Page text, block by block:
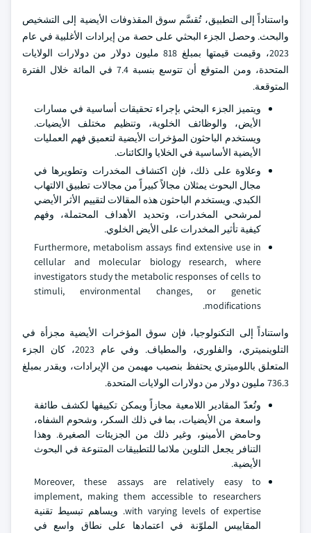
واستناداً إلى التطبيق، تُقسَّم سوق المقذوفات الأيضية إلى التشخيص
والبحث. وحصل الجزء البحثي على حصة من إيرادات الأغلبية في عام
2023، وقيمت قيمتها بمبلغ 818 مليون دولار من دولارات الولايات
المتحدة، ومن المتوقع أن تتوسع بنسبة 7.4 في المائة خلال الفترة
المتوقعة.
ويتميز الجزء البحثي بإجراء تحقيقات أساسية في مسارات
الأيض، والوظائف الخلوية، وتنظيم مختلف الأيضيات.
ويستخدم الباحثون المؤخرات الأيضية لتعميق فهم العمليات
الأيضية الأساسية في الخلايا والكائنات.
وعلاوة على ذلك، فإن اكتشاف المخدرات وتطويرها في
مجال البحوث يمثلان مجالاً كبيراً من مجالات تطبيق الالتهاب
الكبدي. ويستخدم الباحثون هذه المقالات لتقييم الأثر الأيضي
لمرشحي المخدرات، وتحديد الأهداف المحتملة، وفهم
كيفية تأثير المخدرات على الأيض الخلوي.
Furthermore, metabolism assays find extensive use in
cellular and molecular biology research, where
investigators study the metabolic responses of cells to
stimuli, environmental changes, or genetic
modifications.
واستناداً إلى التكنولوجيا، فإن سوق المؤخرات الأيضية مجزأة في
التلوينميتري، والفلوري، والمطياف. وفي عام 2023، كان الجزء
المتعلق باللوميتري يحتفظ بنصيب مهيمن من الإيرادات، ويقدر بمبلغ
736.3 مليون دولار من دولارات الولايات المتحدة.
وتُعدّ المقادير اللامعية مجازاً ويمكن تكييفها لكشف طائفة
واسعة من الأيضيات، بما في ذلك السكر، وشحوم الشفاه،
وحامض الأمينو، وغير ذلك من الجزيئات الصغيرة. وهذا
التنافر يجعل التلوين ملائما للتطبيقات المتنوعة في البحوث
الأيضية.
Moreover, these assays are relatively easy to
implement, making them accessible to researchers
with varying levels of expertise. ويساهم تبسيط تقنية
المقاييس الملوّنة في اعتمادها على نطاق واسع في